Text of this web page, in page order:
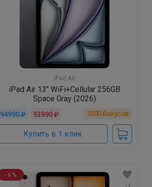
iPad Air
iPad Air 13" WiFi+Cellular 256GB
Space Gray (2026)
94990 ₽ 93990 ₽ 1000бонусов
Купить в 1 клик
- 6 %